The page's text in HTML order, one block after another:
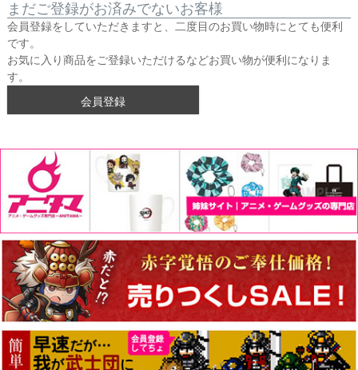
まだご登録がお済みでないお客様
会員登録をしていただきますと、二度目のお買い物時にとても便利
です。
お気に入り商品をご登録いただけるなどお買い物が便利になりま
す。
会員登録